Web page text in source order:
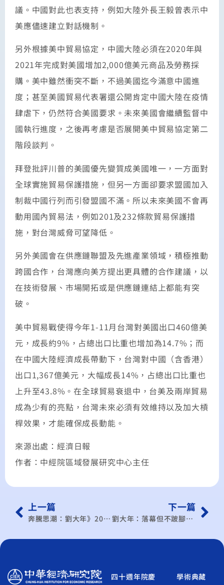
議。中國對此也表支持，例如大陸外長王毅曾表示中
美應儘速建立對話機制。
另外根據美中貿易協定，中國大陸必須在2020年與
2021年完成對美國增加2,000億美元商品及勞務採
購。美中雖然衝突不斷，不過美國迄今滿意中國進
度；甚至美國貿易代表署還公開肯定中國大陸在疫情
肆虐下，仍然符合美國要求。未來美國會繼續監督中
國執行進度，之後再考慮是否展開美中貿易協定第二
階段談判。
拜登批評川普的美國優先變質成美國唯一，一方面對
全球實施貿易保護措施，但另一方面卻要求盟國加入
制裁中國行列而引發盟國不滿。所以未來美國不會再
動用國內貿易法，例如201及232條款貿易保護措
施，對台灣威脅可望降低。
另外美國會在供應鏈聯盟及先進產業領域，積極推動
跨國合作，台灣應向美方提出更具體的合作建議，以
在技術發展、市場開拓或是供應鏈連結上都能有突
破。
美中貿易戰使得今年1-11月台灣對美國出口460億美
元，成長約9%，占總出口比重也增加為14.7%；而
在中國大陸經濟成長帶動下，台灣對中國（含香港）
出口1,367億美元，大幅成長14%，占總出口比重也
上升至43.8%。在全球貿易衰退中，台美及兩岸貿易
成為少有的亮點，台灣未來必須有效維持以及加大槓
桿效果，才能確保成長動能。
來源出處：經濟日報
作者：中經院區域發展研究中心主任
上一篇
奔騰思潮：劉大年》2020年的全球區域經濟整合
下一篇
劉大年：落幕但不跛腳的川普總統
四十週年院慶 學術典藏